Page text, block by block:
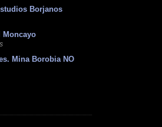
Borjanos
Moncayo
Mina Borobia NO